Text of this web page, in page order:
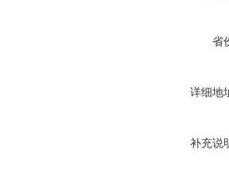
省
详细地
补充说